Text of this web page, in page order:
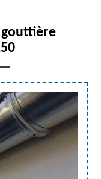
gouttière